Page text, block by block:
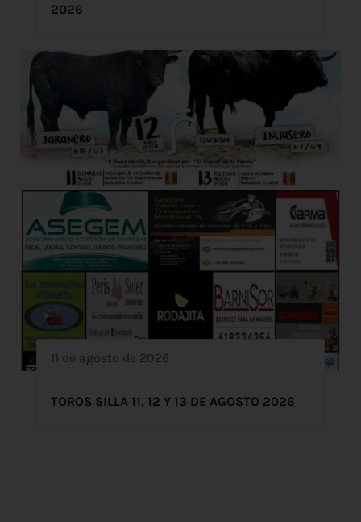
2026
11 de agosto de 2026
TOROS SILLA 11, 12 Y 13 DE AGOSTO 2026